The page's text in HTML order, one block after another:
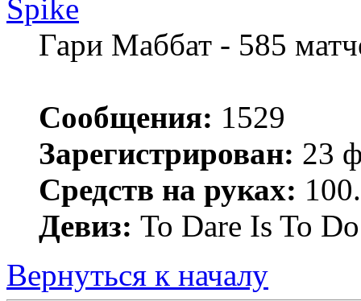
Spike
Гари Маббат - 585
Сообщения: 1529
Зарегистрирован: 23
Средств на руках:
Девиз: To Dare Is To Do
Вернуться к началу